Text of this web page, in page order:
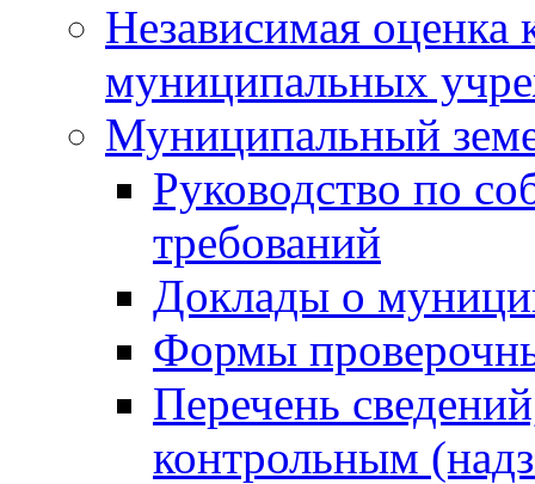
Независимая оценка
муниципальных
Муниципальный
Руководство по
требований
Доклады о
Формы
Перечень
контрольным